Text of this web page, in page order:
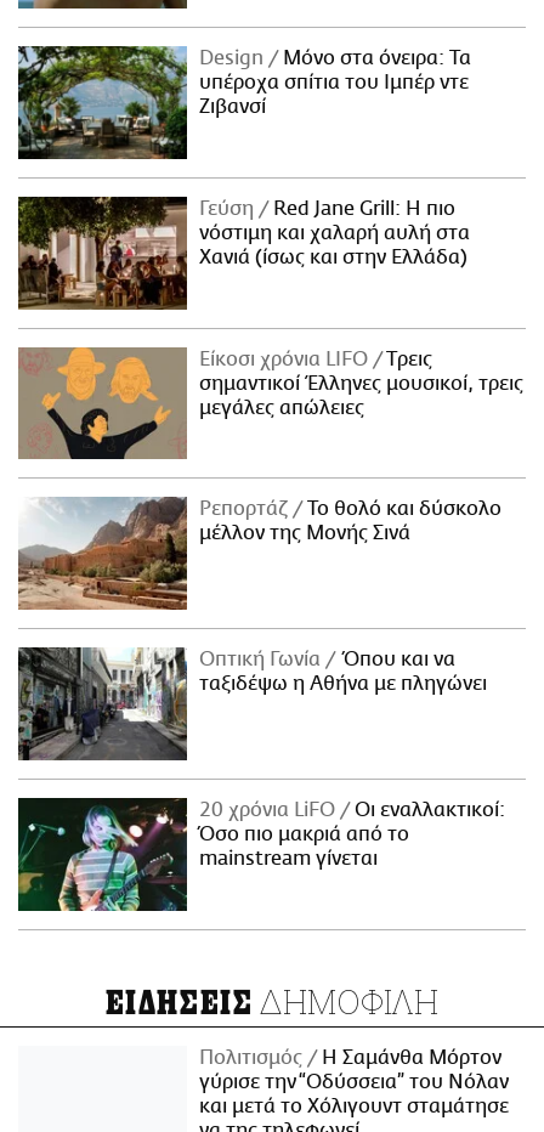
Design
Μόνο στα όνειρα: Τα
υπέροχα σπίτια του Ιμπέρ ντε
Ζιβανσί
Γεύση
Red Jane Grill: Η πιο
νόστιμη και χαλαρή αυλή στα
Χανιά (ίσως και στην Ελλάδα)
Είκοσι χρόνια LIFO
Tρεις
σημαντικοί Έλληνες μουσικοί, τρεις
μεγάλες απώλειες
Ρεπορτάζ
Το θολό και δύσκολο
μέλλον της Μονής Σινά
Οπτική Γωνία
Όπου και να
ταξιδέψω η Αθήνα με πληγώνει
20 χρόνια LiFO
Οι εναλλακτικοί:
Όσο πιο μακριά από το
mainstream γίνεται
ΕΙΔΗΣΕΙΣ ΔΗΜΟΦΙΛΗ
Πολιτισμός
Η Σαμάνθα Μόρτον
γύρισε την “Οδύσσεια” του Νόλαν
και μετά το Χόλιγουντ σταμάτησε